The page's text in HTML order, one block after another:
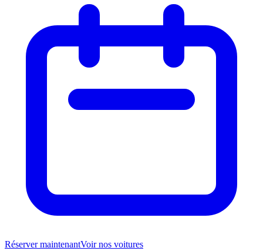
Réserver maintenantVoir nos voitures